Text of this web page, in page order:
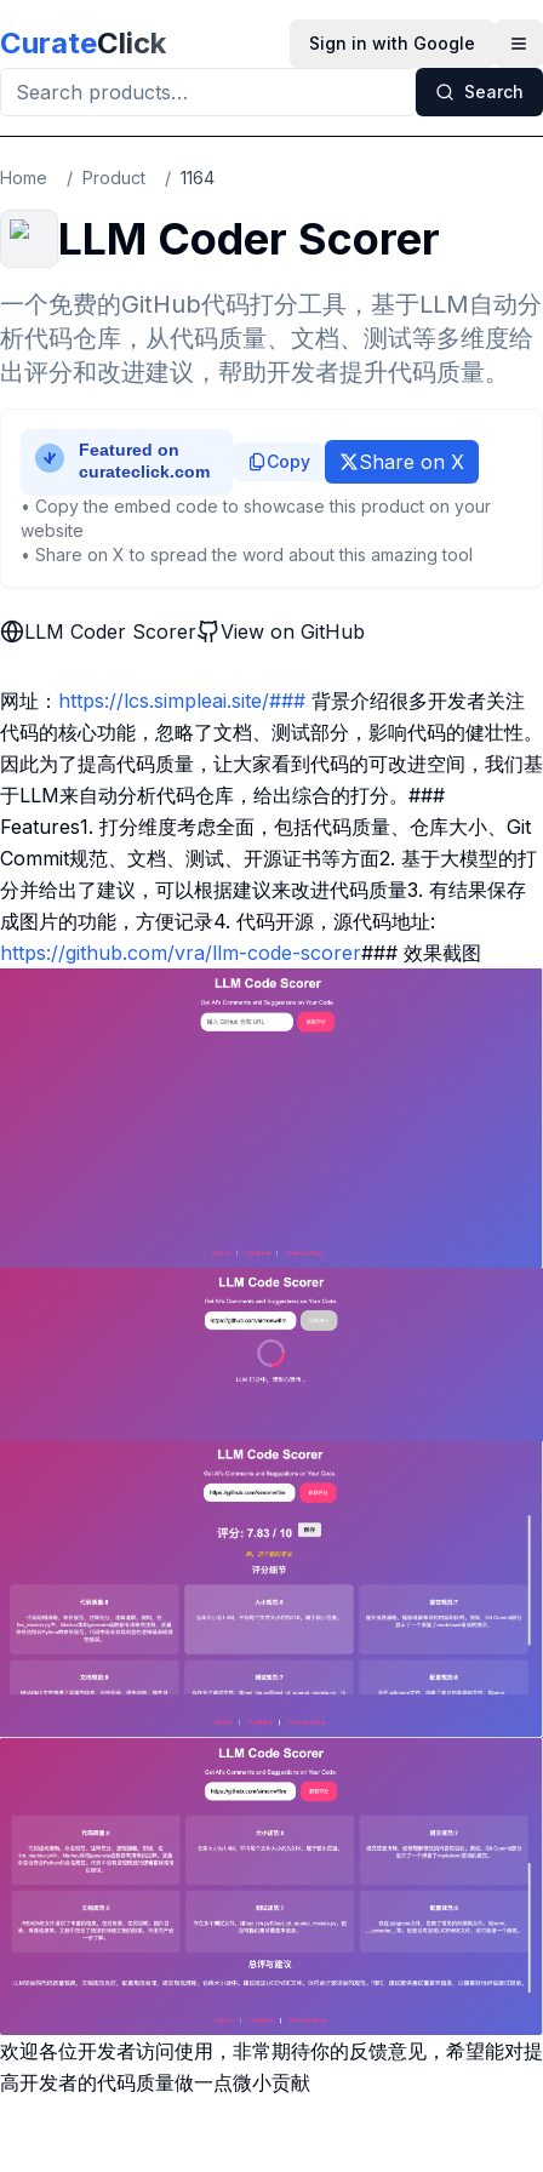
CurateClick Sign in with Google
Search
Home / Product / 1164
LLM Coder Scorer
一个免费的GitHub代码打分工具，基于LLM自动分
析代码仓库，从代码质量、文档、测试等多维度给
出评分和改进建议，帮助开发者提升代码质量。
Copy Share on X
• Copy the embed code to showcase this product on your
website
• Share on X to spread the word about this amazing tool
LLM Coder Scorer View on GitHub
网址： https://lcs.simpleai.site/### 背景介绍很多开发者关注
代码的核心功能，忽略了文档、测试部分，影响代码的健壮性。
因此为了提高代码质量，让大家看到代码的可改进空间，我们基
于LLM来自动分析代码仓库，给出综合的打分。###
Features1. 打分维度考虑全面，包括代码质量、仓库大小、Git
Commit规范、文档、测试、开源证书等方面2. 基于大模型的打
分并给出了建议，可以根据建议来改进代码质量3. 有结果保存
成图片的功能，方便记录4. 代码开源，源代码地址:
https://github.com/vra/llm-code-scorer### 效果截图
欢迎各位开发者访问使用，非常期待你的反馈意见，希望能对提
高开发者的代码质量做一点微小贡献